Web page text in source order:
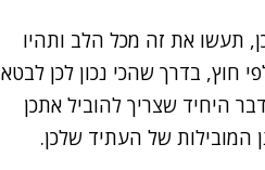
תעשו את זה מכל הלב ותהיו
חוץ, בדרך שהכי נכון לכן לבטא
היחיד שצריך להוביל אתכן
המובילות של העתיד שלכן.